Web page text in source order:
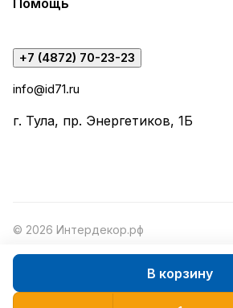
В корзину
Помощь
+7 (4872) 70-23-23
info@id71.ru
г. Тула, пр. Энергетиков, 1Б
© 2026 Интердекор.рф